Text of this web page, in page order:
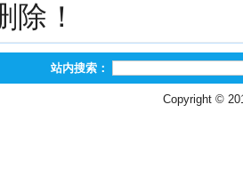
除！
站内搜索：
Copyright ©